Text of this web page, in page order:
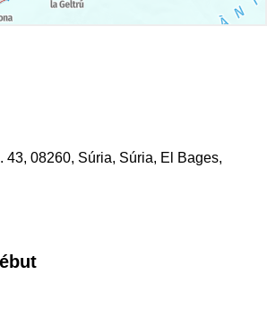
43, 08260, Súria, Súria, El Bages,